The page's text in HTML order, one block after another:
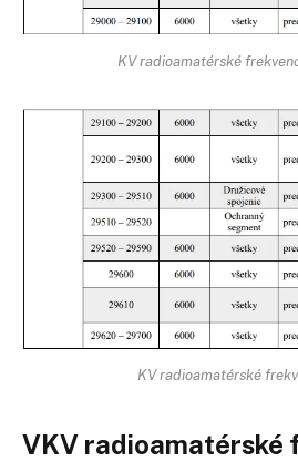
KV radioamatérské
KV radioamatérské
VKV radioamatérské